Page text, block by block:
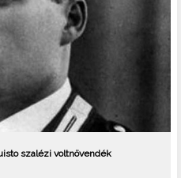
szalézi voltnövendék